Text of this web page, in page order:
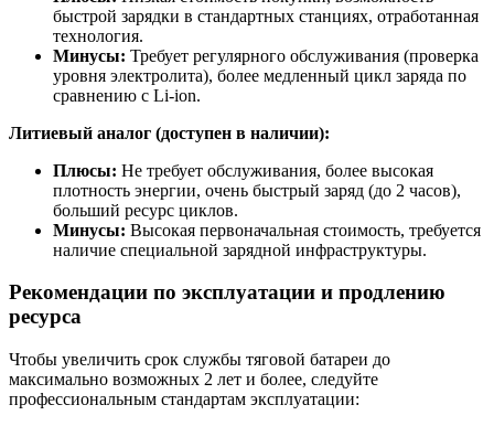
быстрой зарядки в стандартных станциях, отработанная
технология.
Минусы: Требует регулярного обслуживания (проверка
уровня электролита), более медленный цикл заряда по
сравнению с Li-ion.
Литиевый аналог (доступен в наличии):
Плюсы: Не требует обслуживания, более высокая
плотность энергии, очень быстрый заряд (до 2 часов),
больший ресурс циклов.
Минусы: Высокая первоначальная стоимость, требуется
наличие специальной зарядной инфраструктуры.
Рекомендации по эксплуатации и продлению
ресурса
Чтобы увеличить срок службы тяговой батареи до
максимально возможных 2 лет и более, следуйте
профессиональным стандартам эксплуатации: